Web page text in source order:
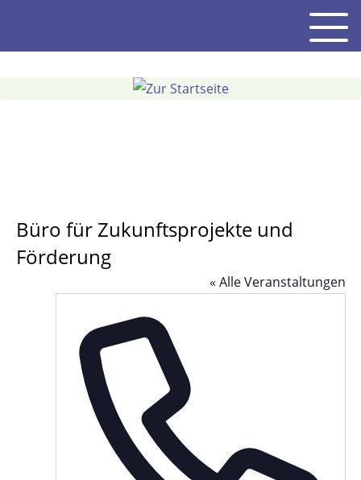
Inhalt
Büro für Zukunftsprojekte und
Förderung
« Alle Veranstaltungen